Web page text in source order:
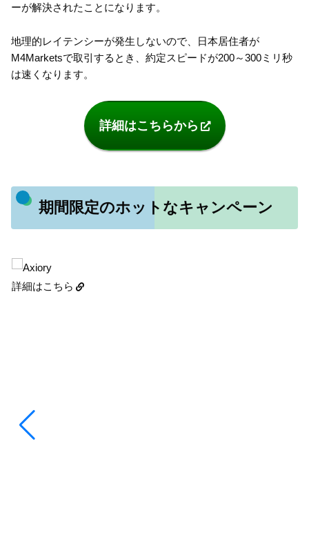
ーが解決されたことになります。
地理的レイテンシーが発生しないので、日本居住者が
M4Marketsで取引するとき、約定スピードが200～300ミリ秒
は速くなります。
詳細はこちらから
期間限定のホットなキャンペーン
詳細はこちら